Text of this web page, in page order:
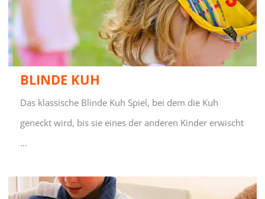
BLINDE KUH
Das klassische Blinde Kuh Spiel, bei dem die Kuh
geneckt wird, bis sie eines der anderen Kinder erwischt
…